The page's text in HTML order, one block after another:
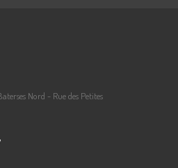
Nord - Rue des Petites